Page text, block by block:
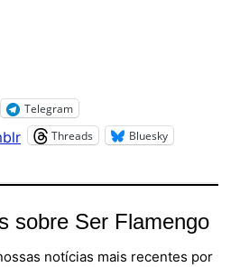
Telegram
Threads Bluesky
sobre Ser Flamengo
notícias mais recentes por